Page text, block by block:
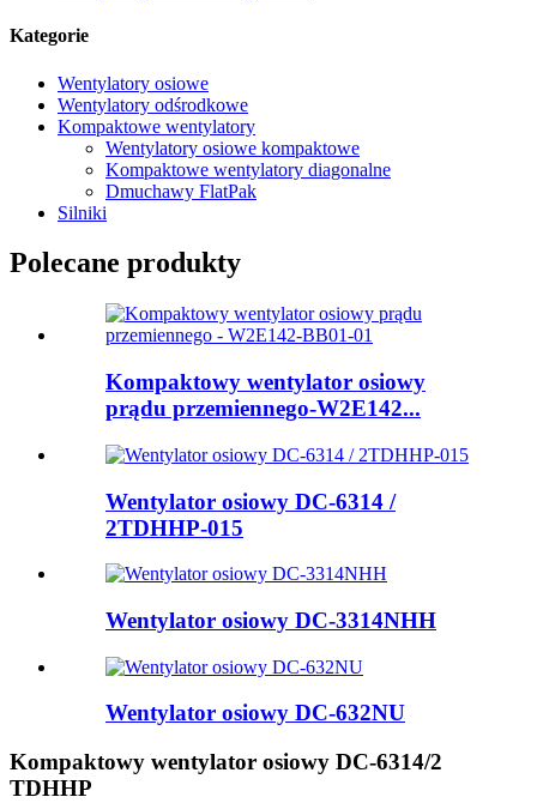
Kategorie
Wentylatory osiowe
Wentylatory odśrodkowe
Kompaktowe wentylatory
Wentylatory osiowe kompaktowe
Kompaktowe wentylatory diagonalne
Dmuchawy FlatPak
Silniki
Polecane produkty
Kompaktowy wentylator osiowy
prądu przemiennego-W2E142...
Wentylator osiowy DC-6314 /
2TDHHP-015
Wentylator osiowy DC-3314NHH
Wentylator osiowy DC-632NU
Kompaktowy wentylator osiowy DC-6314/2
TDHHP